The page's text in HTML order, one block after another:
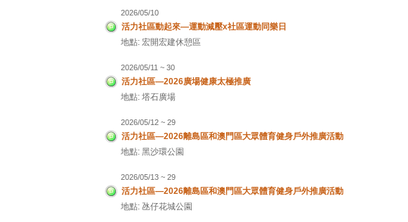
2026/05/10
活力社區動起來—運動減壓x社區運動同樂日
地點: 宏開宏建休憩區
2026/05/11 ~ 30
活力社區—2026廣場健康太極推廣
地點: 塔石廣場
2026/05/12 ~ 29
活力社區—2026離島區和澳門區大眾體育健身戶外推廣活動
地點: 黑沙環公園
2026/05/13 ~ 29
活力社區—2026離島區和澳門區大眾體育健身戶外推廣活動
地點: 氹仔花城公園